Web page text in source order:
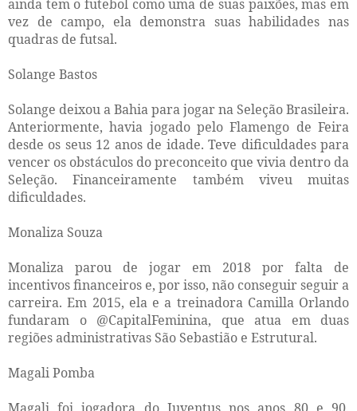
ainda tem o futebol como uma de suas paixões, mas em
vez de campo, ela demonstra suas habilidades nas
quadras de futsal.
Solange Bastos
Solange deixou a Bahia para jogar na Seleção Brasileira.
Anteriormente, havia jogado pelo Flamengo de Feira
desde os seus 12 anos de idade. Teve dificuldades para
vencer os obstáculos do preconceito que vivia dentro da
Seleção. Financeiramente também viveu muitas
dificuldades.
Monaliza Souza
Monaliza parou de jogar em 2018 por falta de
incentivos financeiros e, por isso, não conseguir seguir a
carreira. Em 2015, ela e a treinadora Camilla Orlando
fundaram o @CapitalFeminina, que atua em duas
regiões administrativas São Sebastião e Estrutural.
Magali Pomba